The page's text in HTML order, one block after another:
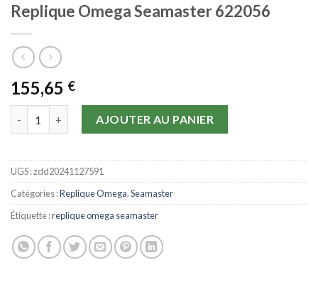
Replique Omega Seamaster 622056
155,65 €
AJOUTER AU PANIER
UGS :zdd20241127591
Catégories :Replique Omega,Seamaster
Étiquette :replique omega seamaster